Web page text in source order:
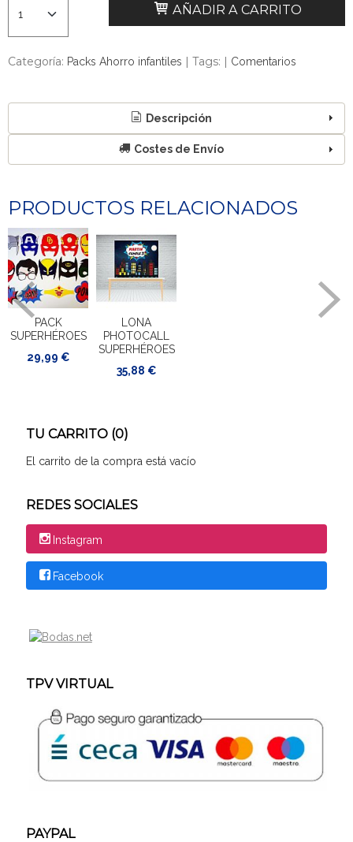
TU CARRITO (0)
El carrito de la compra está vacío
REDES SOCIALES
Instagram
Facebook
TPV VIRTUAL
PAYPAL
AÑADIR A CARRITO
Categoría: Packs Ahorro infantiles | Tags: | Comentarios
Descripción
Costes de Envío
PRODUCTOS RELACIONADOS
PACK
SUPERHÉROES
29,99 €
LONA
PHOTOCALL
SUPERHÉROES
35,88 €